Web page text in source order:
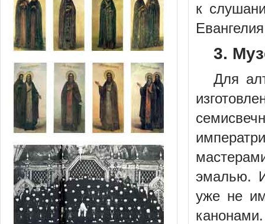
к
3.
Для
эмалью.
уже не